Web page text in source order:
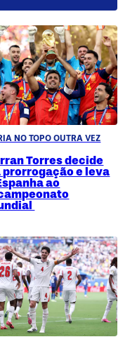
NO TOPO OUTRA VEZ
Torres decide
prorrogação e leva
ao